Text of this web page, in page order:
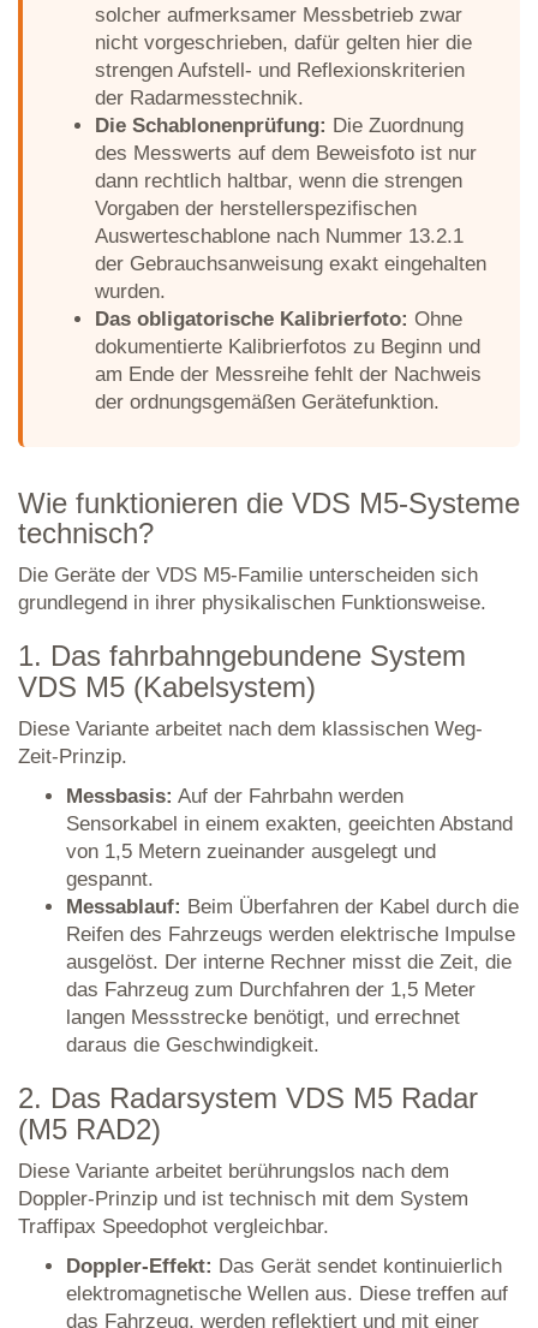
solcher aufmerksamer Messbetrieb zwar
nicht vorgeschrieben, dafür gelten hier die
strengen Aufstell- und Reflexionskriterien
der Radarmesstechnik.
Die Schablonenprüfung: Die Zuordnung
des Messwerts auf dem Beweisfoto ist nur
dann rechtlich haltbar, wenn die strengen
Vorgaben der herstellerspezifischen
Auswerteschablone nach Nummer 13.2.1
der Gebrauchsanweisung exakt eingehalten
wurden.
Das obligatorische Kalibrierfoto: Ohne
dokumentierte Kalibrierfotos zu Beginn und
am Ende der Messreihe fehlt der Nachweis
der ordnungsgemäßen Gerätefunktion.
Wie funktionieren die VDS M5-Systeme
technisch?
Die Geräte der VDS M5-Familie unterscheiden sich
grundlegend in ihrer physikalischen Funktionsweise.
1. Das fahrbahngebundene System
VDS M5 (Kabelsystem)
Diese Variante arbeitet nach dem klassischen Weg-
Zeit-Prinzip.
Messbasis: Auf der Fahrbahn werden
Sensorkabel in einem exakten, geeichten Abstand
von 1,5 Metern zueinander ausgelegt und
gespannt.
Messablauf: Beim Überfahren der Kabel durch die
Reifen des Fahrzeugs werden elektrische Impulse
ausgelöst. Der interne Rechner misst die Zeit, die
das Fahrzeug zum Durchfahren der 1,5 Meter
langen Messstrecke benötigt, und errechnet
daraus die Geschwindigkeit.
2. Das Radarsystem VDS M5 Radar
(M5 RAD2)
Diese Variante arbeitet berührungslos nach dem
Doppler-Prinzip und ist technisch mit dem System
Traffipax Speedophot vergleichbar.
Doppler-Effekt: Das Gerät sendet kontinuierlich
elektromagnetische Wellen aus. Diese treffen auf
das Fahrzeug, werden reflektiert und mit einer